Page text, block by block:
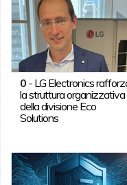
0- LG Electronics
la struttura organizzativa
della divisione Eco
Solutions